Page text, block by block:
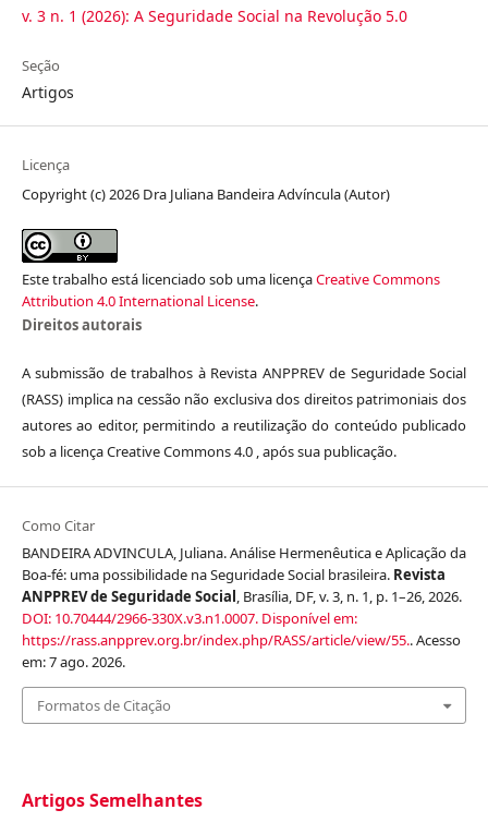
v. 3 n. 1 (2026): A Seguridade Social na Revolução 5.0
Seção
Artigos
Licença
Copyright (c) 2026 Dra Juliana Bandeira Advíncula (Autor)
Este trabalho está licenciado sob uma licençaCreative Commons
Attribution 4.0 International License.
Direitos autorais
A submissão de trabalhos à Revista ANPPREV de Seguridade Social
(RASS) implica na cessão não exclusiva dos direitos patrimoniais dos
autores ao editor, permitindo a reutilização do conteúdo publicado
sob a licença Creative Commons 4.0 , após sua publicação.
Como Citar
BANDEIRA ADVINCULA, Juliana. Análise Hermenêutica e Aplicação da
Boa-fé: uma possibilidade na Seguridade Social brasileira. Revista
ANPPREV de Seguridade Social, Brasília, DF, v. 3, n. 1, p. 1–26, 2026.
DOI: 10.70444/2966-330X.v3.n1.0007.Disponível em:
https://rass.anpprev.org.br/index.php/RASS/article/view/55.. Acesso
em: 7 ago. 2026.
Formatos de Citação
Artigos Semelhantes